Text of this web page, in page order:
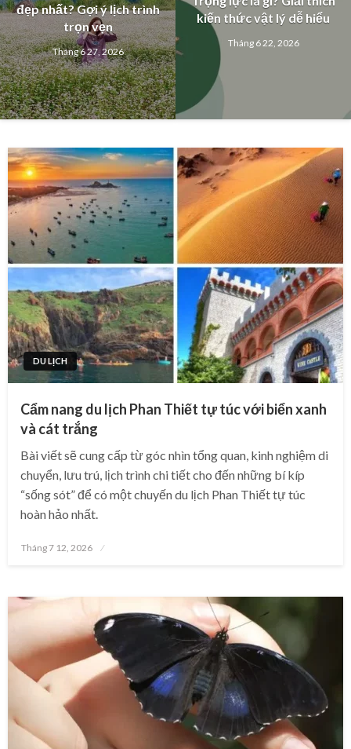
đẹp nhất? Gợi ý lịch trình
trọn vẹn
Tháng 6 27, 2026
kiến thức vật lý dễ hiểu
Tháng 6 22, 2026
DU LỊCH
Cẩm nang du lịch Phan Thiết tự túc với biển xanh
và cát trắng
Bài viết sẽ cung cấp từ góc nhìn tổng quan, kinh nghiệm di
chuyển, lưu trú, lịch trình chi tiết cho đến những bí kíp
“sống sót” để có một chuyến du lịch Phan Thiết tự túc
hoàn hảo nhất.
Posted
Tháng 7 12, 2026